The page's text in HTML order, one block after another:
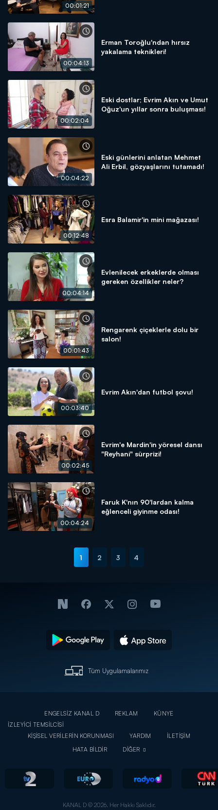
00:01:21
00:04:13
Erman Toroğlu'ndan hırsız
yakalama teknikleri!
00:02:04
Eski dostlar; Evrim Akın ve Umut
Oğuz'un yıllar sonra buluşması!
00:04:22
Eski günlerini anlatan Mehmet
Ali Erbil, gözyaşlarını tutamadı!
00:12:48
Esra Balamir'in mini mağazası!
00:04:14
Evlenilecek erkeklerde olması
gereken özellikler neler?
00:01:43
Rengarenk çiçeklerle dolu bir
salon!
00:03:40
Evrim Akın'dan futbol şovu!
00:02:45
Evrim'e Mardin'in yöresel dansı
"Reyhani" sürprizi!
00:04:24
Faruk K'nın 90'lardan kalma
eğlenceli giyinme odası!
1 2 3 4
Tüm Uygulamalarımız
ENGELSİZ KANAL D REKLAM
KÜNYE
İZLEYİCİ TEMSİLCİSİ
KİŞİSEL VERİLERİN KORUNMASI
YARDIM
İLETİŞİM
HATA BİLDİR
DİĞER
KANAL D © 2026. Her Hakkı Saklıdır.